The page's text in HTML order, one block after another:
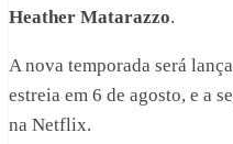
Heather Matarazzo.
A nova temporada será
estreia em 6 de agosto, e a
na Netflix.